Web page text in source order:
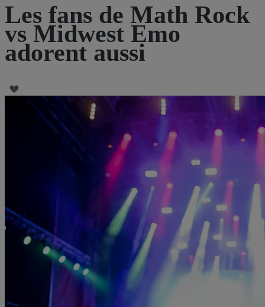
Les fans de Math Rock
vs Midwest Emo
adorent aussi